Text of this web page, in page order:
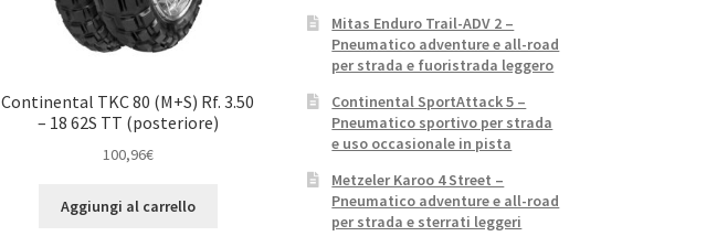
Continental TKC 80 (M+S) Rf. 3.50
– 18 62S TT (posteriore)
100,96€
Aggiungi al carrello
Mitas Enduro Trail-ADV 2 –
Pneumatico adventure e all-road
per strada e fuoristrada leggero
Continental SportAttack 5 –
Pneumatico sportivo per strada
e uso occasionale in pista
Metzeler Karoo 4 Street –
Pneumatico adventure e all-road
per strada e sterrati leggeri